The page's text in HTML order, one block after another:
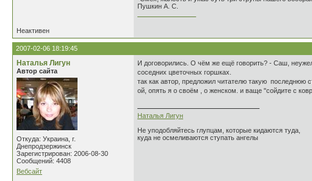
Пушкин А. С.
Неактивен
2007-02-06 18:19:45
Наталья Лигун
Автор сайта
Откуда: Украина, г.
Днепродзержинск
Зарегистрирован: 2006-08-30
Сообщений: 4408
Вебсайт
И договорились. О чём же ещё говорить? - Саш,
соседних цветочных горшках.
так как автор, предложил читателю такую последнюю
ой, опять я о своём , о женском. и ваще "сойдите с
Наталья Лигун
Не уподобляйтесь глупцам, которые кидаются туда,
куда не осмеливаются ступать ангелы